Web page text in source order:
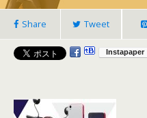
Share Tweet